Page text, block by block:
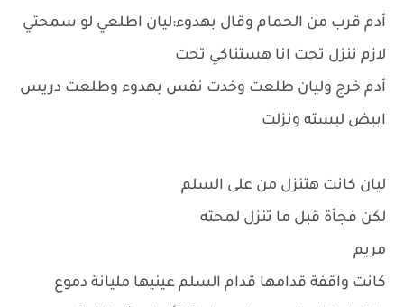
أدم قرب من الحمام وقال بهدوء:ليان اطلعي لو سمحتي
لازم ننزل تحت انا هستناكي تحت
أدم خرج وليان طلعت وخدت نفس بهدوء وطلعت دريس
ابيض لبسته ونزلت
ليان كانت هتنزل من على السلم
لكن فجأة قبل ما تنزل لمحته
مريم
كانت واقفة قدامها قدام السلم عينيها مليانة دموع